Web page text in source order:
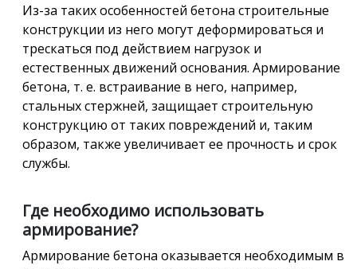
Из-за таких особенностей бетона строительные
конструкции из него могут деформироваться и
трескаться под действием нагрузок и
естественных движений основания. Армирование
бетона, т. е. встраивание в него, например,
стальных стержней, защищает строительную
конструкцию от таких повреждений и, таким
образом, также увеличивает ее прочность и срок
службы.
Где необходимо использовать
армирование?
Армирование бетона оказывается необходимым в